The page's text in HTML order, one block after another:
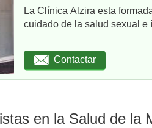
La Clínica Alzira esta
cuidado de la salud sexual e
Contactar
en la Salud de la